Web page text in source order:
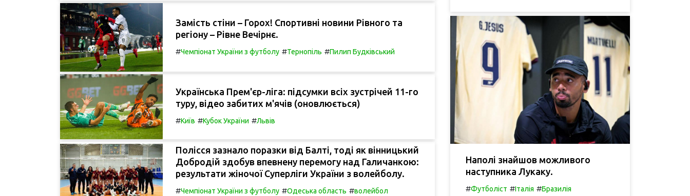
Замість стіни – Горох! Спортивні новини Рівного та
регіону – Рівне Вечірнє.
#Чемпіонат України з футболу #Тернопіль #Пилип Будківський
Українська Прем'єр-ліга: підсумки всіх зустрічей 11-го
туру, відео забитих м'ячів (оновлюється)
#Київ #Кубок України #Львів
Полісся зазнало поразки від Балті, тоді як вінницький
Добродій здобув впевнену перемогу над Галичанкою:
результати жіночої Суперліги України з волейболу.
#Чемпіонат України з футболу #Одеська область #волейбол
Наполі знайшов можливого
наступника Лукаку.
#Футболіст #Італія #Бразилія